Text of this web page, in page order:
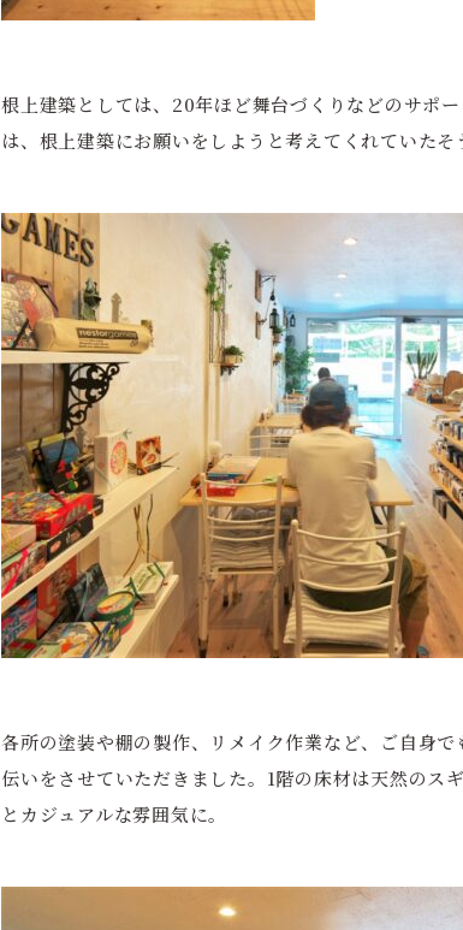
根上建築としては、20年ほど舞台づくりなどのサポ
は、根上建築にお願いをしようと考えてくれていたそ
各所の塗装や棚の製作、リメイク作業など、ご自身
伝いをさせていただきました。1階の床材は天然のス
とカジュアルな雰囲気に。